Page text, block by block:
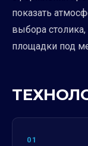
показать
выбора
площадки под
01